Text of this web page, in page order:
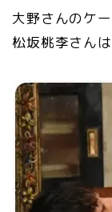
大野さんのケ
松坂桃李さん